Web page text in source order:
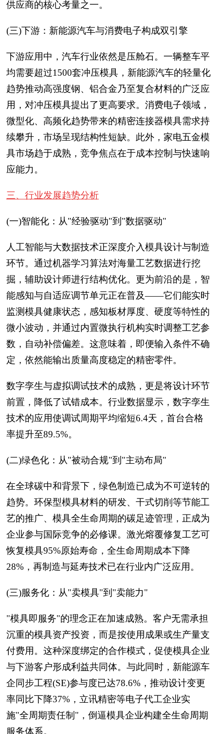
供应商的核心考量之一。
(三)下游：新能源汽车与消费电子构成双引擎
下游应用中，汽车行业依然是压舱石。一辆整车平
均需要超过1500套冲压模具，新能源汽车的轻量化
趋势推动高强度钢、铝合金乃至复合材料的广泛应
用，对冲压模具提出了更高要求。消费电子领域，
微型化、高频化趋势带来的精密连接器模具需求持
续攀升，市场呈现结构性短缺。此外，家电五金模
具市场趋于成熟，竞争焦点在于成本控制与快速响
应能力。
三、行业发展趋势分析
(一)智能化：从"经验驱动"到"数据驱动"
人工智能与大数据技术正深度介入模具设计与制造
环节。通过机器学习算法对海量工艺数据进行挖
掘，辅助设计师进行结构优化。更为前沿的是，智
能感知与自适应调节单元正在普及——它们能实时
监测模具健康状态，感知板材厚度、硬度等特性的
微小波动，并通过内置微执行机构实时调整工艺参
数，自动补偿偏差。这意味着，即便输入条件不确
定，依然能输出质量高度稳定的精密零件。
数字孪生与虚拟调试技术的成熟，更是将设计环节
前置，降低了试错成本。行业数据显示，数字孪生
技术的应用使调试周期平均缩短6.4天，首台合格
率提升至89.5%。
(二)绿色化：从"被动合规"到"主动布局"
在全球碳中和背景下，绿色制造已成为不可逆转的
趋势。环保型模具材料的研发、干式切削等节能工
艺的推广、模具全生命周期的碳足迹管理，正成为
企业参与国际竞争的必修课。激光熔覆修复工艺可
恢复模具95%原始寿命，全生命周期成本下降
28%，再制造与延寿技术已在行业内广泛应用。
(三)服务化：从"卖模具"到"卖能力"
"模具即服务"的理念正在加速成熟。客户无需承担
沉重的模具资产投资，而是按使用成果或生产量支
付费用。这种深度绑定的合作模式，促使模具企业
与下游客户形成利益共同体。与此同时，新能源车
企同步工程(SE)参与度已达78.6%，推动设计变更
率同比下降37%，立讯精密等电子代工企业实
施"全周期责任制"，倒逼模具企业构建全生命周期
服务体系。